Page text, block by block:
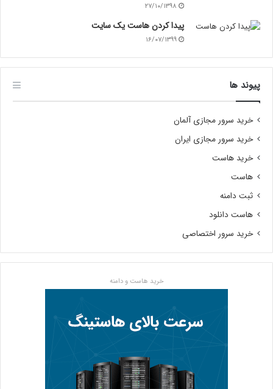
۲۷/۱۰/۱۳۹۸
پیدا کردن هاست یک سایت
۱۶/۰۷/۱۳۹۹
پیوند ها
خرید سرور مجازی آلمان
خرید سرور مجازی ایران
خرید هاست
هاست
ثبت دامنه
هاست دانلود
خرید سرور اختصاصی
خرید هاست و دامنه